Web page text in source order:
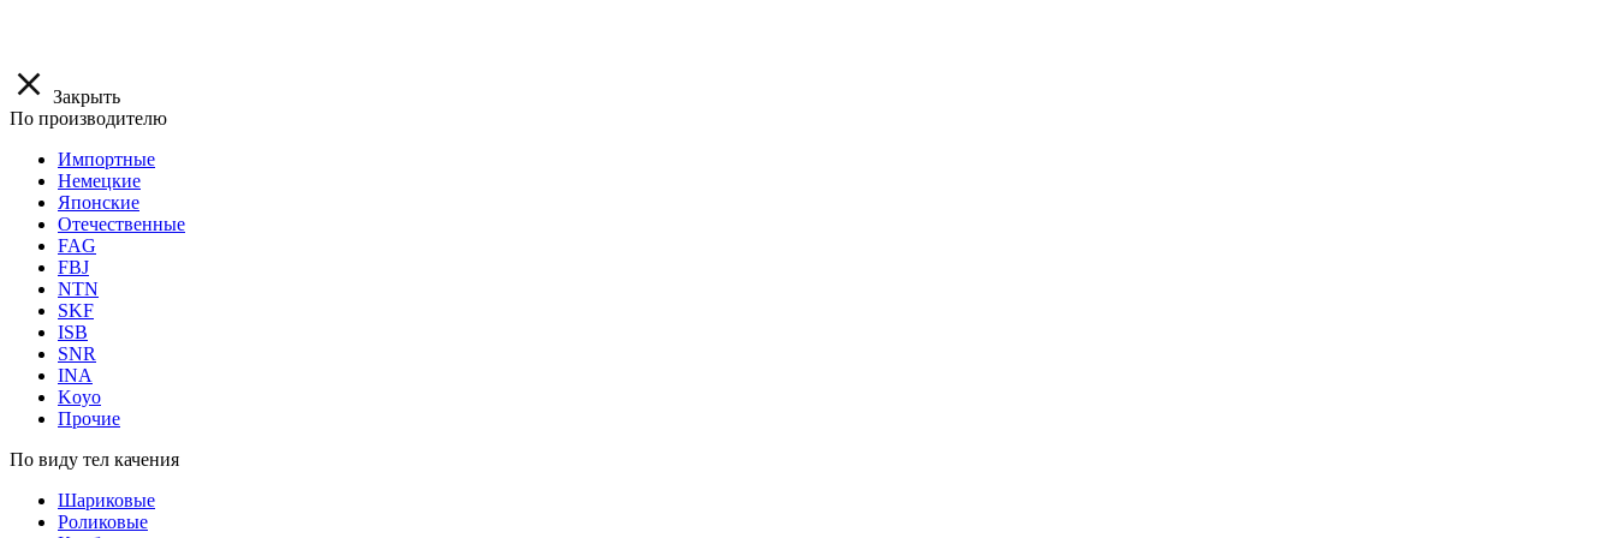
Закрыть
По производителю
Импортные
Немецкие
Японские
Отечественные
FAG
FBJ
NTN
SKF
ISB
SNR
INA
Koyo
Прочие
По виду тел качения
Шариковые
Роликовые